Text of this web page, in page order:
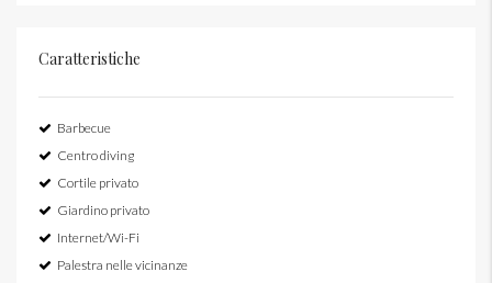
Caratteristiche
Barbecue
Centro diving
Cortile privato
Giardino privato
Internet/Wi-Fi
Palestra nelle vicinanze